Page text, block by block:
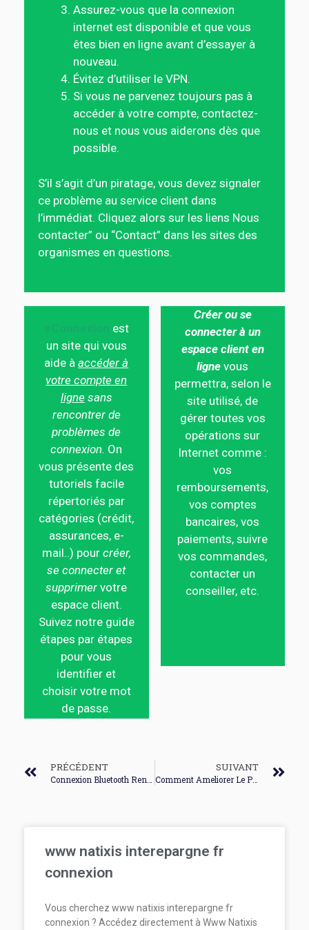
Assurez-vous que la connexion
internet est disponible et que vous
êtes bien en ligne avant d’essayer à
nouveau.
Évitez d’utiliser le VPN.
Si vous ne parvenez toujours pas à
accéder à votre compte, contactez-
nous et nous vous aiderons dès que
possible.
S’il s’agit d’un piratage, vous devez signaler
ce problème au service client dans
l’immédiat. Cliquez alors sur les liens Nous
contacter” ou “Contact” dans les sites des
organismes en questions.
est
un site qui vous
aide àaccéder à
votre compte en
ligne sans
rencontrer de
problèmes de
connexion. On
vous présente des
tutoriels facile
répertoriés par
catégories (crédit,
assurances, e-
mail..) pour créer,
se connecter et
supprimer votre
espace client.
Suivez notre guide
étapes par étapes
pour vous
identifier et
choisir votre mot
de passe.
Créer ou se
connecter à un
espace client en
ligne vous
permettra, selon le
site utilisé, de
gérer toutes vos
opérations sur
Internet comme :
vos
remboursements,
vos comptes
bancaires, vos
paiements, suivre
vos commandes,
contacter un
conseiller, etc.
PRÉCÉDENT SUIVANT
Comment Ameliorer Le Partage De Connexion
www natixis interepargne fr
connexion
Vous cherchez www natixis interepargne fr
connexion ? Accédez directement à Www Natixis